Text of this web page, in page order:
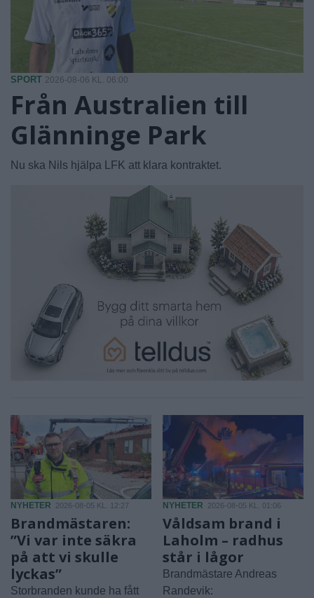
SPORT 2026-08-06 KL. 06:00
Från Australien till
Glänninge Park
Nu ska Nils hjälpa LFK att klara kontraktet.
NYHETER 2026-08-05 KL. 12:27
Brandmästaren:
”Vi var inte säkra
på att vi skulle
lyckas”
Storbranden kunde ha fått
NYHETER 2026-08-05 KL. 01:06
Våldsam brand i
Laholm – radhus
står i lågor
Brandmästare Andreas
Randevik: